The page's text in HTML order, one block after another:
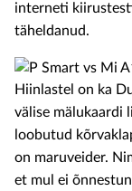
interneti
täheldanud.
Hiinlastel on ka
välise mälukaardi
loobutud
on maruveider.
et mul ei